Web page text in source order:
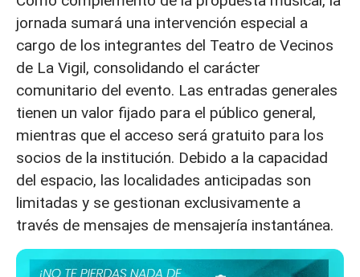
jornada sumará una intervención especial a
cargo de los integrantes del Teatro de Vecinos
de La Vigil, consolidando el carácter
comunitario del evento. Las entradas generales
tienen un valor fijado para el público general,
mientras que el acceso será gratuito para los
socios de la institución. Debido a la capacidad
del espacio, las localidades anticipadas son
limitadas y se gestionan exclusivamente a
través de mensajes de mensajería instantánea.